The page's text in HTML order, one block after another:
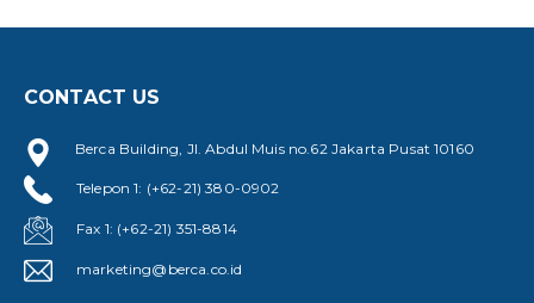
CONTACT US
Berca Building, Jl. Abdul Muis no.62 Jakarta Pusat 10160
Telepon 1: (+62-21) 380-0902
Fax 1: (+62-21) 351-8814
marketing@berca.co.id